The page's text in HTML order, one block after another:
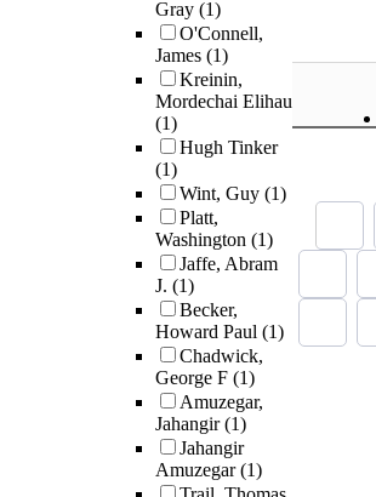
Gray (1)
O'Connell,
James (1)
Kreinin,
Mordechai Elihau
(1)
Hugh Tinker
(1)
Wint, Guy (1)
Platt,
Washington (1)
Jaffe, Abram
J. (1)
Becker,
Howard Paul (1)
Chadwick,
George F (1)
Amuzegar,
Jahangir(1)
Jahangir
Amuzegar(1)